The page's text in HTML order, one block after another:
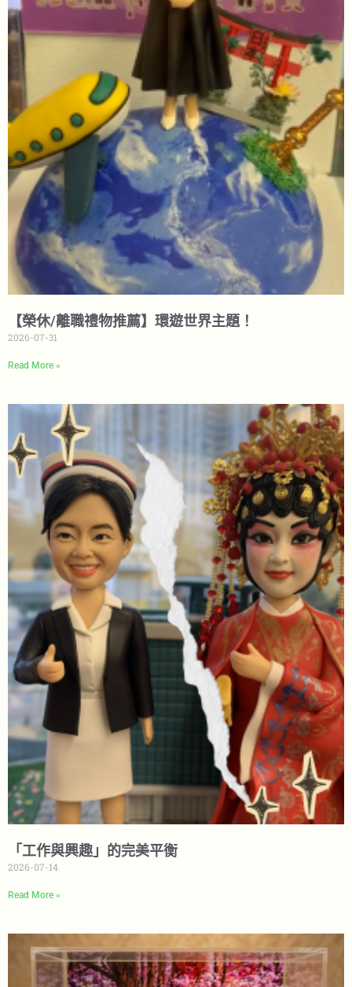
【榮休/離職禮物推薦】環遊世界主題！
2026-07-31
Read More »
「工作與興趣」的完美平衡
2026-07-14
Read More »